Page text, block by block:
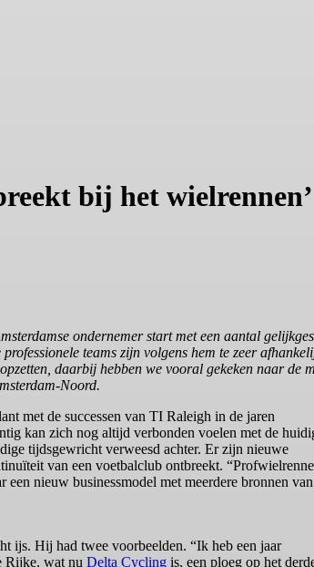
bij het wielrennen’
ondernemer start met een aantal
teams zijn volgens hem te zeer
daarbij hebben we vooral gekeken naar de
Noord.
met de successen van TI Raleigh in de jaren
kan zich nog altijd verbonden voelen met de
tijdsgewricht verweesd achter. Er zijn nieuwe
van een voetbalclub ontbreekt.
nieuw businessmodel met meerdere bronnen van
ijs. Hij had twee voorbeelden. “Ik heb een jaar
Rijke, wat nu Delta Cycling is, een ploeg op het